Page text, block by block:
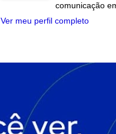
comunicação
Ver meu perfil completo